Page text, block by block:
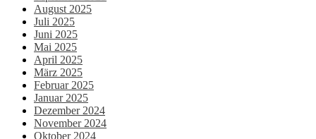
August 2025
Juli 2025
Juni 2025
Mai 2025
April 2025
März 2025
Februar 2025
Januar 2025
Dezember 2024
November 2024
Oktober 2024